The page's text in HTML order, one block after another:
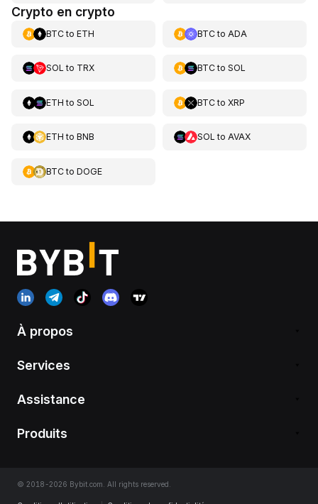
Crypto en crypto
BTCto ETH BTCto ADA
SOL to TRX BTCto SOL
ETH to SOL BTCto XRP
ETH to BNB SOL to AVAX
BTCto DOGE
À propos
Services
Assistance
Produits
© 2018-2026 Bybit.com. All rights reserved.